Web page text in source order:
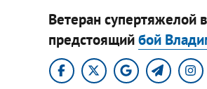
Ветеран супертяжелой
предстоящийбой